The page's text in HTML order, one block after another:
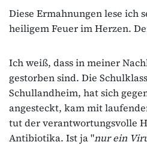
Diese Ermahnungen lese ich
heiligem Feuer im Herzen.
Ich weiß, dass in meiner
gestorben sind. Die
Schullandheim, hat sich
angesteckt, kam mit
tut der verantwortungsvolle
Antibiotika. Ist ja "nur ein